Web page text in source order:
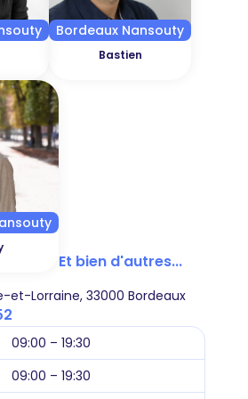
Bordeaux Nansouty
Bastien
Et bien d'autres...
et-Lorraine, 33000 Bordeaux
09:00 – 19:30
09:00 – 19:30